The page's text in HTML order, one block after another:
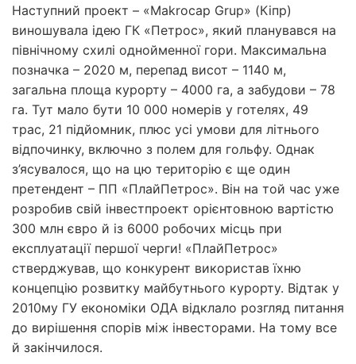
Наступний проект – «Makrocap Grup» (Кіпр)
виношувала ідею ГК «Петрос», який планувався на
північному схилі однойменної гори. Максимальна
позначка – 2020 м, перепад висот – 1140 м,
загальна площа курорту – 4000 га, а забудови – 78
га. Тут мало бути 10 000 номерів у готелях, 49
трас, 21 підйомник, плюс усі умови для літнього
відпочинку, включно з полем для гольфу. Однак
з’ясувалося, що на цю територію є ще один
претендент – ПП «Плай­Петрос». Він на той час уже
розробив свій інвестпроект орієнтовною вартістю
300 млн євро й із 6000 робочих місць при
експлуатації першої черги! «Плай­Петрос»
стверджував, що конкурент використав їхню
концепцію розвитку майбутнього курорту. Відтак у
2010­му ГУ економіки ОДА відклало розгляд питання
до вирішення спорів між інвесторами. На тому все
й закінчилося.